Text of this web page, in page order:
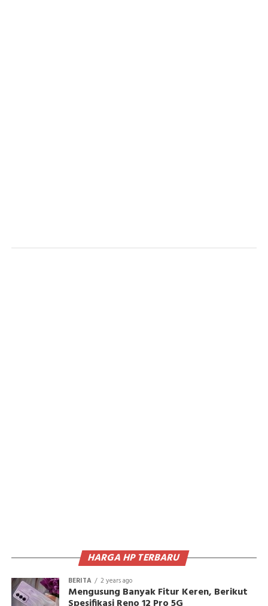
HARGA HP TERBARU
BERITA 2 years ago
Mengusung Banyak Fitur Keren, Berikut